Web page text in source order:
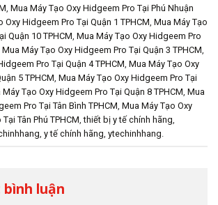
Mua Máy Tạo Oxy Hidgeem Pro Tại Phú Nhuận
Oxy Hidgeem Pro Tại Quận 1 TPHCM Mua Máy Tạo
Quận 10 TPHCM Mua Máy Tạo Oxy Hidgeem Pro
Mua Máy Tạo Oxy Hidgeem Pro Tại Quận 3 TPHCM
Pro Tại Quận 4 TPHCM Mua Máy Tạo Oxy
5 TPHCM Mua Máy Tạo Oxy Hidgeem Pro Tại
Máy Tạo Oxy Hidgeem Pro Tại Quận 8 TPHCM Mua
Pro Tại Tân Bình TPHCM Mua Máy Tạo Oxy
Tân Phú TPHCM ,thiết bị y tế chính hãng
y tế chính hãng ytechinhhang
luận